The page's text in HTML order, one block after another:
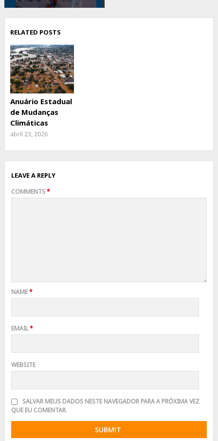
RELATED POSTS
Anuário Estadual
de Mudanças
Climáticas
abril 23, 2026
LEAVE A REPLY
COMMENTS*
NAME*
EMAIL*
WEBSITE
SALVAR MEUS DADOS NESTE NAVEGADOR PARA A PRÓXIMA VEZ
QUE EU COMENTAR.